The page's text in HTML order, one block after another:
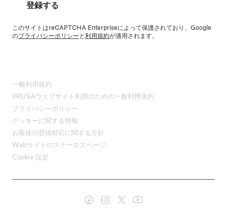
登録する
このサイトはreCAPTCHA Enterpriseによって保護されており、Google
のプライバシーポリシーと利用規約が適用されます。
一般利用規約
PRUSAウェブサイト利用のための一般利用規約
プライバシーポリシー
クッキーに関する情報
お客様の苦情対応に関する方針
Webサイトのステータスページ
Cookie 設定